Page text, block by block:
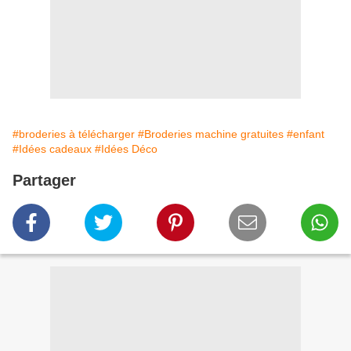
#broderies à télécharger #Broderies machine gratuites #enfant
#Idées cadeaux #Idées Déco
Partager